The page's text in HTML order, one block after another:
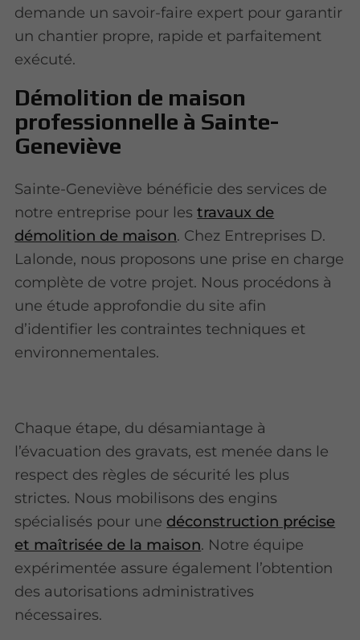
demande un savoir-faire expert pour garantir
un chantier propre, rapide et parfaitement
exécuté.
Démolition de maison
professionnelle à Sainte-
Geneviève
Sainte-Geneviève bénéficie des services de
notre entreprise pour lestravaux de
démolition de maison. Chez Entreprises D.
Lalonde, nous proposons une prise en charge
complète de votre projet. Nous procédons à
une étude approfondie du site afin
d’identifier les contraintes techniques et
environnementales.
Chaque étape, du désamiantage à
l’évacuation des gravats, est menée dans le
respect des règles de sécurité les plus
strictes. Nous mobilisons des engins
spécialisés pour une déconstruction précise
et maîtrisée de la maison. Notre équipe
expérimentée assure également l’obtention
des autorisations administratives
nécessaires.